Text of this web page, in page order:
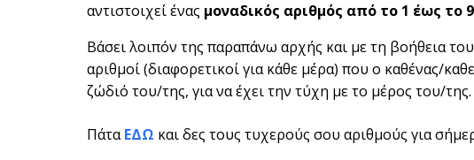
αντιστοιχεί ένας μοναδικός αριθμός από το 1 έως το
Βάσει λοιπόν της παραπάνω αρχής και με τη βοήθεια
αριθμοί (διαφορετικοί για κάθε μέρα) που ο καθένας/
ζώδιό του/της, για να έχει την τύχη με το μέρος του/της.
ΠάταΕΔΩ και δες τους τυχερούς σου αριθμούς για